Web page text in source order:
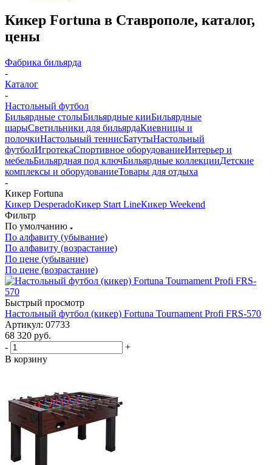
Кикер Fortuna в Ставрополе, каталог,
цены
Фабрика бильярда
-
Каталог
-
Настольный футбол
Бильярдные столыБильярдные кииБильярдные
шарыСветильники для бильярдаКиевницы и
полочкиНастольный теннисБатутыНастольный
футболИгротекаСпортивное оборудованиеИнтерьер и
мебельБильярдная под ключБильярдные коллекцииДетские
комплексы и оборудованиеТовары для отдыха
-
Кикер Fortuna
Кикер DesperadoКикер Start LineКикер Weekend
Фильтр
По умолчанию
По алфавиту (убывание)
По алфавиту (возрастание)
По цене (убывание)
По цене (возрастание)
Быстрый просмотр
Настольный футбол (кикер) Fortuna Tournament Profi FRS-570
Артикул: 07733
68 320 руб.
-
+
В корзину